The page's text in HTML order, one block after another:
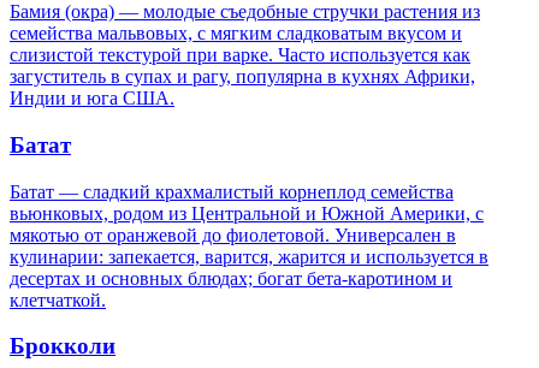
Бамия (окра) — молодые съедобные стручки растения из
семейства мальвовых, с мягким сладковатым вкусом и
слизистой текстурой при варке. Часто используется как
загуститель в супах и рагу, популярна в кухнях Африки,
Индии и юга США.
Батат
Батат — сладкий крахмалистый корнеплод семейства
вьюнковых, родом из Центральной и Южной Америки, с
мякотью от оранжевой до фиолетовой. Универсален в
кулинарии: запекается, варится, жарится и используется в
десертах и основных блюдах; богат бета‑каротином и
клетчаткой.
Брокколи